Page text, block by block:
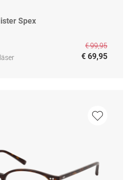
Spex
€ 99,95
€ 69,95